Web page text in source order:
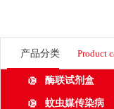
产品分类 Product
酶联试剂盒
蚊虫媒传染病